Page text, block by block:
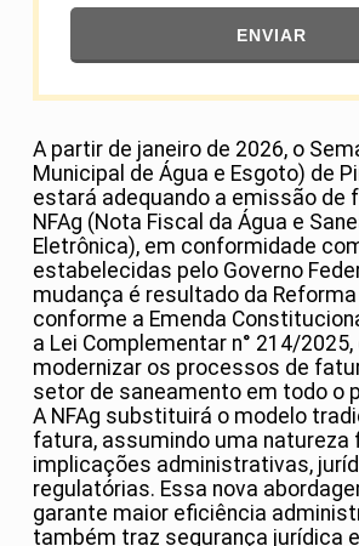
ENVIAR
A partir de janeiro de 2026, o
Municipal de Água e Esgoto) de
estará adequando a emissão de
NFAg (Nota Fiscal da Água e
Eletrônica), em conformidade
estabelecidas pelo Governo
mudança é resultado da
conforme a Emenda
a Lei Complementar n° 214/2025,
modernizar os processos de
setor de saneamento em todo o
A NFAg substituirá o modelo
fatura, assumindo uma natureza
implicações administrativas,
regulatórias. Essa nova
garante maior eficiência
também traz segurança jurídica